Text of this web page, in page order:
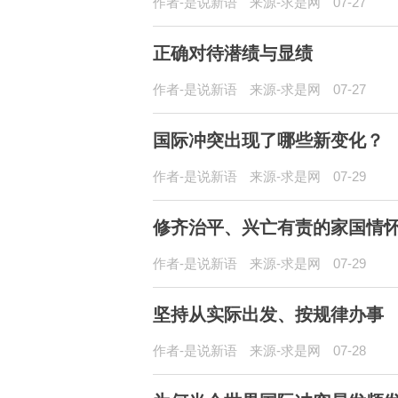
正确对待潜绩与显绩
作者-是说新语 来源-求是网 07-27
国际冲突出现了哪些新变化？
作者-是说新语 来源-求是网 07-29
修齐治平、兴亡有责的家国情
作者-是说新语 来源-求是网 07-29
坚持从实际出发、按规律办事
作者-是说新语 来源-求是网 07-28